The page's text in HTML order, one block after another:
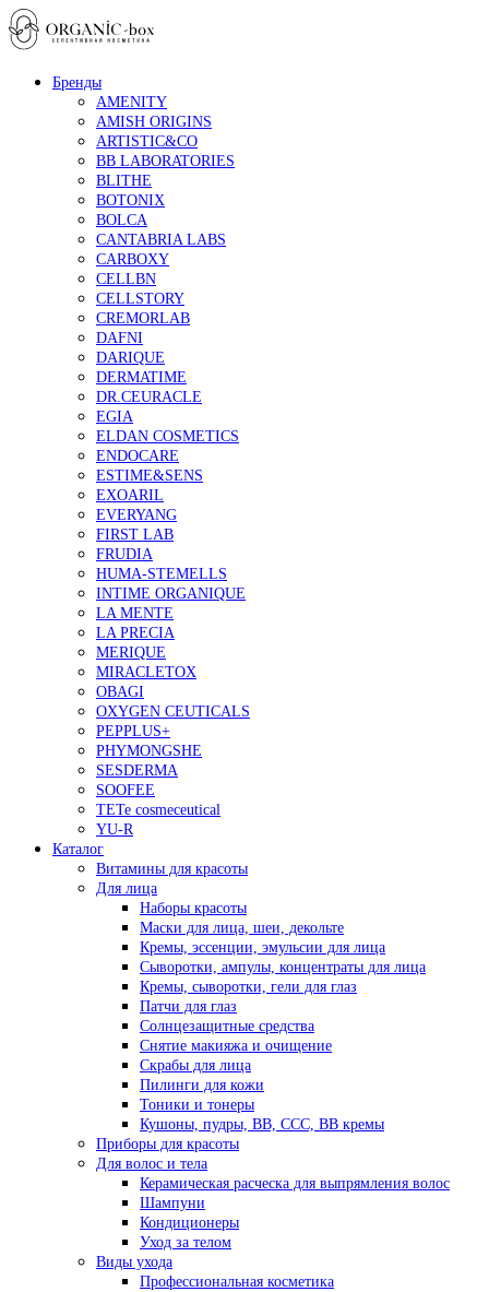
Бренды
AMENITY
AMISH ORIGINS
ARTISTIC&CO
BB LABORATORIES
BLITHE
BOTONIX
BOLCA
CANTABRIA LABS
CARBOXY
CELLBN
CELLSTORY
CREMORLAB
DAFNI
DARIQUE
DERMATIME
DR.CEURACLE
EGIA
ELDAN COSMETICS
ENDOCARE
ESTIME&SENS
EXOARIL
EVERYANG
FIRST LAB
FRUDIA
HUMA-STEMELLS
INTIME ORGANIQUE
LA MENTE
LA PRECIA
MERIQUE
MIRACLETOX
OBAGI
OXYGEN CEUTICALS
PEPPLUS+
PHYMONGSHE
SESDERMA
SOOFEE
TETe cosmeceutical
YU-R
Каталог
Витамины для красоты
Для лица
Наборы красоты
Маски для лица, шеи, декольте
Кремы, эссенции, эмульсии для лица
Сыворотки, ампулы, концентраты для лица
Кремы, сыворотки, гели для глаз
Патчи для глаз
Солнцезащитные средства
Снятие макияжа и очищение
Скрабы для лица
Пилинги для кожи
Тоники и тонеры
Кушоны, пудры, ВВ, ССС, ВВ кремы
Приборы для красоты
Для волос и тела
Керамическая расческа для выпрямления волос
Шампуни
Кондиционеры
Уход за телом
Виды ухода
Профессиональная косметика